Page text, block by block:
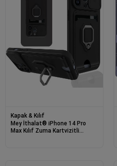
Kapak & Kılıf
Mey İthalat® iPhone 14 Pro
Max Kılıf Zuma Kartvizitli